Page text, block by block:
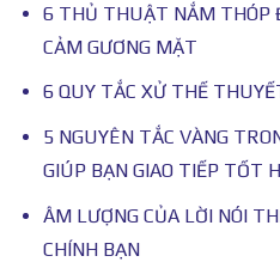
6 THỦ THUẬT NẮM THÓP
CẢM GƯƠNG MẶT
6 QUY TẮC XỬ THẾ
5 NGUYÊN TẮC VÀNG
GIÚP BẠN GIAO TIẾP TỐT
ÂM LƯỢNG CỦA LỜI NÓI
CHÍNH BẠN